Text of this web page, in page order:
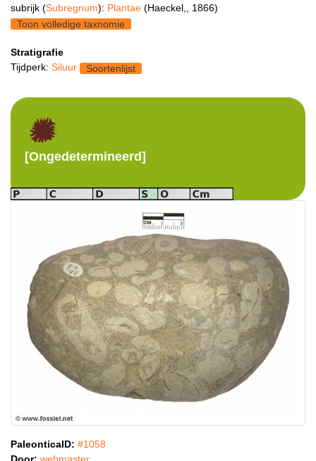
subrijk (Subregnum): Plantae (Haeckel,, 1866)
Toon volledige taxnomie
Stratigrafie
Tijdperk: Siluur Soortenlijst
[Ongedetermineerd]
PaleonticaID: #1058